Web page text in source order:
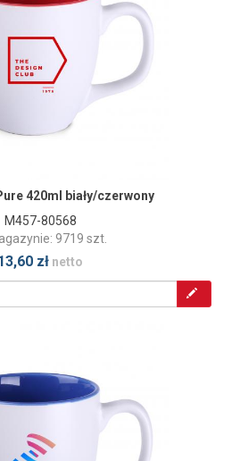
420ml biały/czerwony
M457-80568
9719 szt.
zł netto